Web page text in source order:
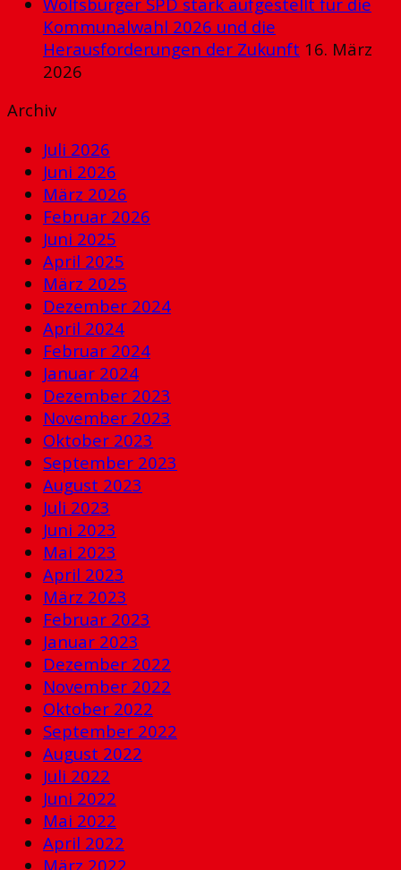
Kommunalwahl 2026 und die
Herausforderungen der Zukunft 16. März
2026
Archiv
Juli 2026
Juni 2026
März 2026
Februar 2026
Juni 2025
April 2025
März 2025
Dezember 2024
April 2024
Februar 2024
Januar 2024
Dezember 2023
November 2023
Oktober 2023
September 2023
August 2023
Juli 2023
Juni 2023
Mai 2023
April 2023
März 2023
Februar 2023
Januar 2023
Dezember 2022
November 2022
Oktober 2022
September 2022
August 2022
Juli 2022
Juni 2022
Mai 2022
April 2022
März 2022